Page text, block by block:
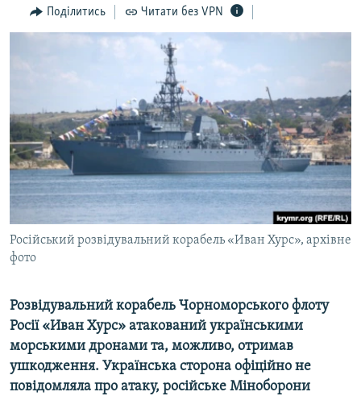
пошуку
ІНТЕРВ'Ю
ВСЕ ЗА ДЕНЬ
СПЕЦПРОЕКТИ
ВІДЕОУРОКИ «ELIFBE»
СВІДЧЕННЯ ОКУПАЦІЇ
УКРАЇНСЬКА ПРОБЛЕМА КРИМУ
ЯК ОБІЙТИ БЛОКУВАННЯ
Русский
Qırımtatar
Поділитись Читати без VPN
Російський розвідувальний корабель «Иван Хурс», архівне
фото
Розвідувальний корабель Чорноморського флоту
Росії «Иван Хурс» атакований українськими
морськими дронами та, можливо, отримав
ушкодження. Українська сторона офіційно не
повідомляла про атаку, російське Міноборони